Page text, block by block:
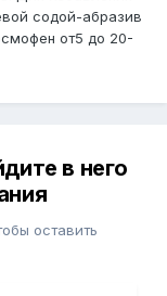
содой-абразив
от5 до 20-
в него
оставить